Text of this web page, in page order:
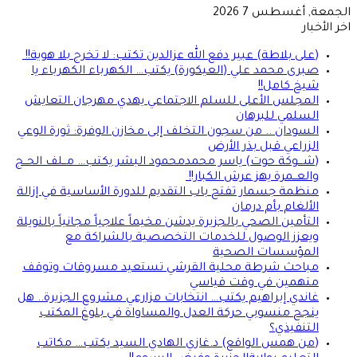
الجمعة, أغسطس 7 2026
اخر الأخبار
(على بلاطة) عبير دفع الله عزالدين تكتب: لا تخرج بلا هوية!!
صبرى محمد علي (العيكورة) يكتب… الكهرباء الكهرباء يا
شيخ كامل!!
المجلس الأعلى للسلم الاجتماعي يهدي مهرجان التعايش
السلمي للبرهان
السودان .. من سجون التخلف إلى مخازن الوفرة: ثورة الوعي
الزراعي قبل بذر الأرض
(شـــوكة حوت) ياسر محمدمحمود البشر يكتب… مــلف الحــج
والعــمرة يهز عرش الكبار!!
منظمة جسمار تفتح باب التقديم للدورة الأساسية في إزالة
الألغام بأم درمان
التأمين الصحي بالجزيرة يدشن مخيماً علاجياً مجانياً بالنويلة
ويعزز الوصول للخدمات التخصصية بالشراكة مع
المؤسسات الصحية
مباحث شرطة محلية القرشي تستعيد مسروقات وتوقف
متهمين في وقت قياسي
غاندي إبراهيم يكتب… انتخابات مزارعي مشروع الجزيرة.. هل
ينجح منسوبي حركة العدل والمساواة في بلوغ المكتب
التنفيذي؟
(من همس الواقع) د.غازي الهادي السيد يكتب… مكاتب